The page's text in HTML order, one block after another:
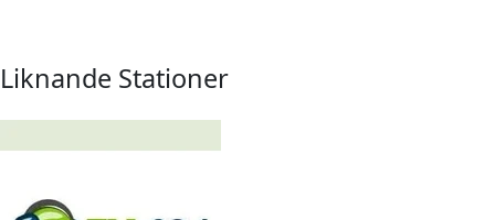
Liknande Stationer